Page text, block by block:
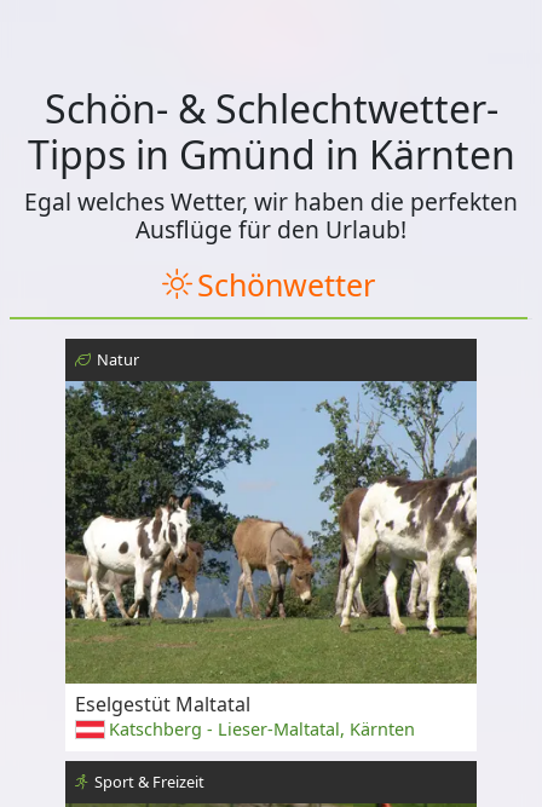
Schön- & Schlechtwetter-
Tipps in Gmünd in Kärnten
Egal welches Wetter, wir haben die perfekten
Ausflüge für den Urlaub!
Schönwetter
Natur
Eselgestüt Maltatal
Katschberg - Lieser-Maltatal, Kärnten
Sport & Freizeit